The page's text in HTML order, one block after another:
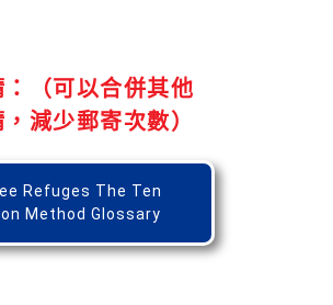
（可以合併其他
減少郵寄次數）
Refuges The Ten
Method Glossary